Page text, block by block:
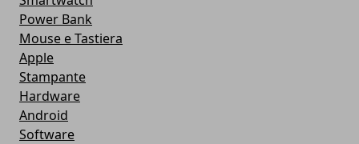
Power Bank
Mouse e Tastiera
Apple
Stampante
Hardware
Android
Software